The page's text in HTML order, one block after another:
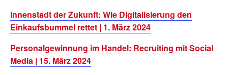
Innenstadt der Zukunft: Wie Digitalisierung den
Einkaufsbummel rettet | 1. März 2024
Personalgewinnung im Handel: Recruiting mit Social
Media | 15. März 2024